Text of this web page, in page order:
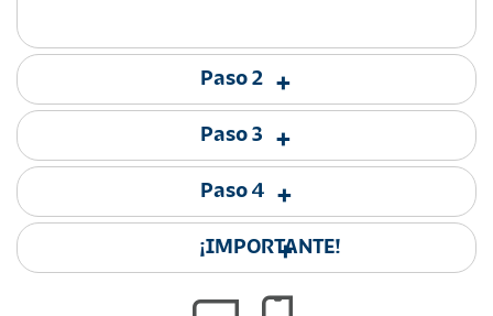
+
Paso 2
+
Paso 3
+
Paso 4
+
¡IMPORTANTE!